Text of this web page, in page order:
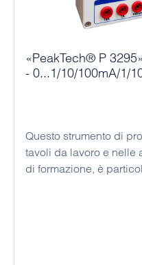
«PeakTech® P
- 0...1/10/100mA/1/
Questo strumento di
tavoli da lavoro e nelle
di formazione, è